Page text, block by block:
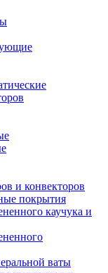
и конвекторов
покрытия
каучука и
ваты